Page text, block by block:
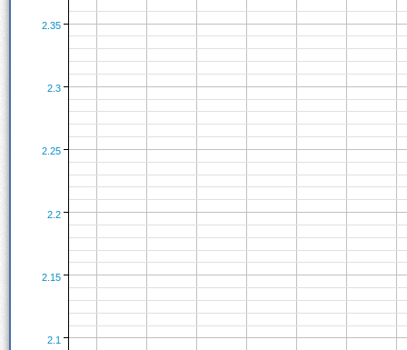
2.1
2.2
2.3
2.15
2.25
2.35